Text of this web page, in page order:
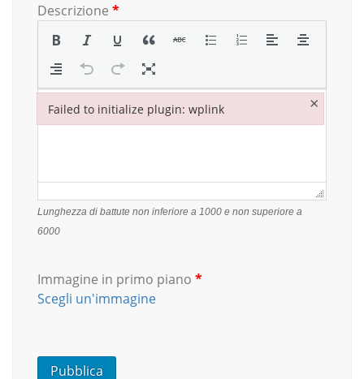
Descrizione *
Lunghezza di battute non inferiore a 1000 e non superiore a
6000
Immagine in primo piano *
Scegli un'immagine
Failed to initialize plugin: wplink ×
Failed to initialize plugin: wplink